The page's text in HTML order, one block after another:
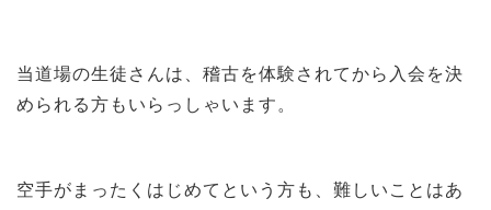
当道場の生徒さんは、稽古を体験されてから入会を決
められる方もいらっしゃいます。
空手がまったくはじめてという方も、難しいことはあ